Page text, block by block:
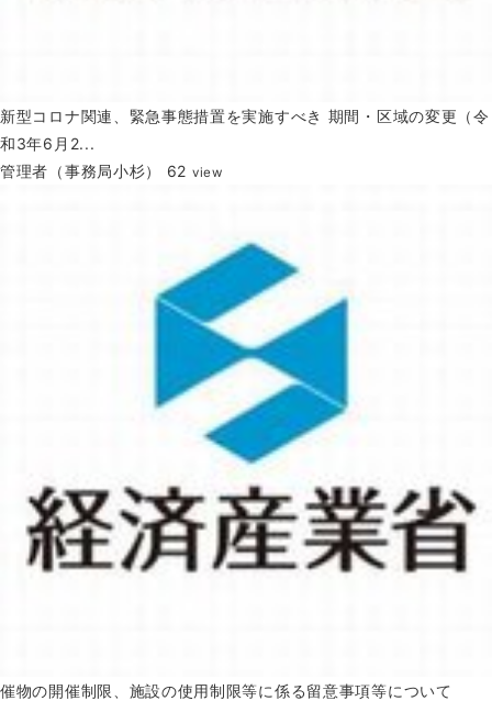
新型コロナ関連、緊急事態措置を実施すべき 期間・区域の変更（令
和3年6月2...
管理者（事務局小杉）
62 view
催物の開催制限、施設の使用制限等に係る留意事項等について